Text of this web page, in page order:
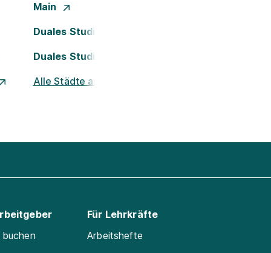
Main
Duales Studium Köln
Duales Studium Nürnberg
Alle Städte ansehen
Für Lehrkräfte
Arbeitshefte